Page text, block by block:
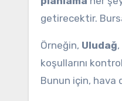
getirecektir.
Örneğin, Uludağ,
koşullarını
Bunun için, hava